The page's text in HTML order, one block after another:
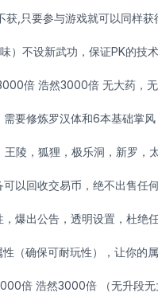
获,只要参与游戏就可以同样
）不设新武功，保证PK的技
倍 浩然3000倍 无大药，
要修炼罗汉体和6本基础掌风
陵，狐狸，极乐洞，新罗，
以回收交易币，绝不出售任
爆出公告，透明设置，杜绝
（确保可耐玩性），让你的
倍 浩然3000倍 （无升段无